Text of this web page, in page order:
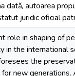
dată, autoarea
juridic oficial
in shaping of
in the international
the
new